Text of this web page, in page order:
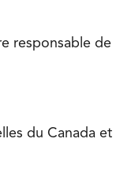
responsable de
du Canada et